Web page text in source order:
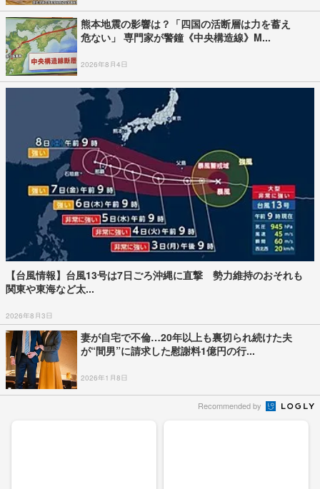
熊本地震の影響は？「四国の活断層は力を蓄え
危ない」 専門家が警鐘《中央構造線》M...
2026年8月4日
【台風情報】台風13号は7日ごろ沖縄に直撃 勢力維持のおそれも
関東や東海など太...
2026年8月3日
妻が自宅で不倫…20年以上も裏切られ続けた夫
が“間男”に請求した慰謝料1億円の行...
2026年1月8日
Recommended by